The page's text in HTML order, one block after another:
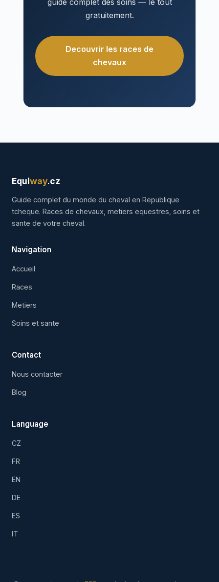
guide complet des soins — le tout
gratuitement.
Decouvrir les races de
chevaux
Equiway.cz
Guide complet du monde du cheval en Republique
tcheque. Races de chevaux, metiers equestres, soins et
sante de votre cheval.
Navigation
Accueil
Races
Metiers
Soins et sante
Contact
Nous contacter
Blog
Language
CZ
FR
EN
DE
ES
IT